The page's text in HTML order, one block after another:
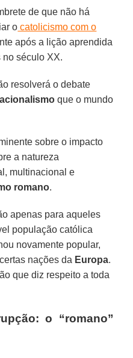
de que não há
o catolicismo com o
após a lição aprendida
no século XX.
resolverá o debate
que o mundo
sobre o impacto
a natureza
multinacional e
romano.
apenas para aqueles
população católica
novamente popular,
nações da Europa.
que diz respeito a toda
o “romano”